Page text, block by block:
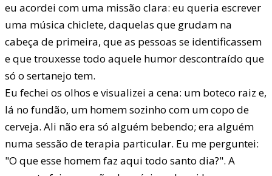
eu acordei com uma missão clara: eu queria escrever
uma música chiclete, daquelas que grudam na
cabeça de primeira, que as pessoas se identificassem
e que trouxesse todo aquele humor descontraído que
só o sertanejo tem.
Eu fechei os olhos e visualizei a cena: um boteco raiz e,
lá no fundão, um homem sozinho com um copo de
cerveja. Ali não era só alguém bebendo; era alguém
numa sessão de terapia particular. Eu me perguntei:
"O que esse homem faz aqui todo santo dia?". A